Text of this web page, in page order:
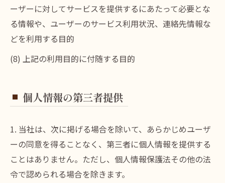
ーザーに対してサービスを提供するにあたって必要とな
る情報や、ユーザーのサービス利用状況、連絡先情報な
どを利用する目的
(8) 上記の利用目的に付随する目的
個人情報の第三者提供
1. 当社は、次に掲げる場合を除いて、あらかじめユーザ
ーの同意を得ることなく、第三者に個人情報を提供する
ことはありません。ただし、個人情報保護法その他の法
令で認められる場合を除きます。